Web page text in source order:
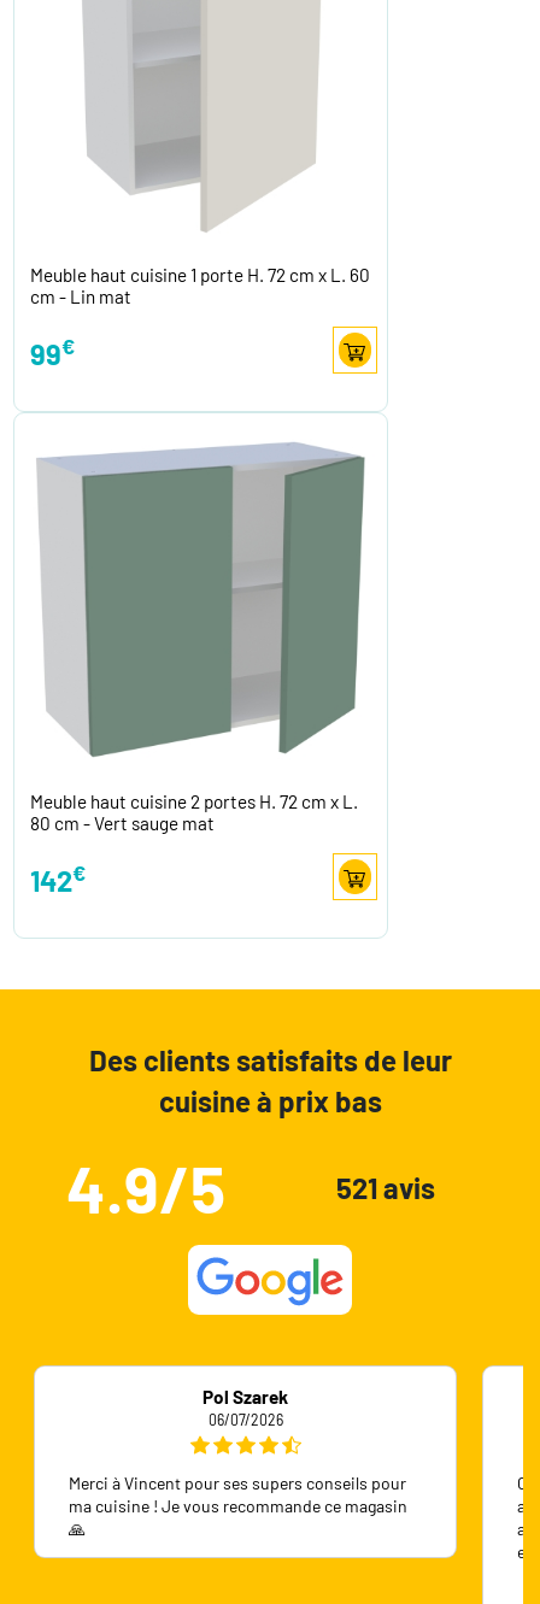
Meuble haut cuisine 1 porte H. 72 cm x L. 60
cm - Lin mat
99€
Meuble haut cuisine 2 portes H. 72 cm x L.
80 cm - Vert sauge mat
142€
Des clients satisfaits de leur
cuisine à prix bas
4.9/5 521 avis
Pol Szarek
06/07/2026
Merci à Vincent pour ses supers conseils pour
ma cuisine ! Je vous recommande ce magasin
🙏